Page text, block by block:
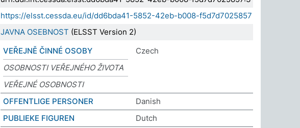
https://elsst.cessda.eu/id/dd6bda41-5852-42eb-b008-f5d7d7025857
JAVNA OSEBNOST (ELSST Version 2)
VEŘEJNĚ ČINNÉ OSOBY
Czech
OSOBNOSTI VEŘEJNÉHO ŽIVOTA
VEŘEJNÉ OSOBNOSTI
OFFENTLIGE PERSONER
Danish
PUBLIEKE FIGUREN
Dutch